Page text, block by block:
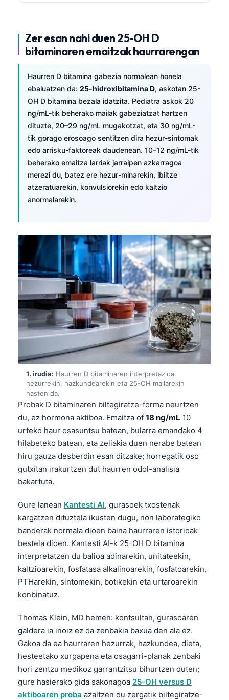
Zer esan nahi duen 25-OH D
bitaminaren emaitzak haurrarengan
Haurren D bitamina gabezia normalean honela
ebaluatzen da: 25-hidroxibitamina D, askotan 25-
OH D bitamina bezala idatzita. Pediatra askok 20
ng/mL-tik beherako mailak gabeziatzat hartzen
dituzte, 20–29 ng/mL mugakotzat, eta 30 ng/mL-
tik gorago erosoago sentitzen dira hezur-sintomak
edo arrisku-faktoreak daudenean. 10–12 ng/mL-tik
beherako emaitza larriak jarraipen azkarragoa
merezi du, batez ere hezur-minarekin, ibiltze
atzeratuarekin, konvulsiorekin edo kaltzio
anormalarekin.
1. irudia: Haurren D bitaminaren interpretazioa
hezurrekin, hazkundearekin eta 25-OH mailarekin
hasten da.
Probak D bitaminaren biltegiratze-forma neurtzen
du, ez hormona aktiboa. Emaitza of 18 ng/mL 10
urteko haur osasuntsu batean, bularra emandako 4
hilabeteko batean, eta zeliakia duen nerabe batean
hiru gauza desberdin esan ditzake; horregatik oso
gutxitan irakurtzen dut haurren odol-analisia
bakartuta.
Gure lanean Kantesti AI, gurasoek txostenak
kargatzen dituztela ikusten dugu, non laborategiko
banderak normala dioen baina haurraren istorioak
bestela dioen. Kantesti AI-k 25-OH D bitamina
interpretatzen du balioa adinarekin, unitateekin,
kaltzioarekin, fosfatasa alkalinoarekin, fosfatoarekin,
PTHarekin, sintomekin, botikekin eta urtaroarekin
konbinatuz.
Thomas Klein, MD hemen: kontsultan, gurasoaren
galdera ia inoiz ez da zenbakia baxua den ala ez.
Gakoa da ea haurraren hezurrak, hazkundea, dieta,
hesteetako xurgapena eta osagarri-planak zenbaki
hori zentzu medikoz garrantzitsu bihurtzen duten;
gure hasierako gida sakonagoa 25-OH versus D
aktiboaren proba azaltzen du zergatik biltegiratze-